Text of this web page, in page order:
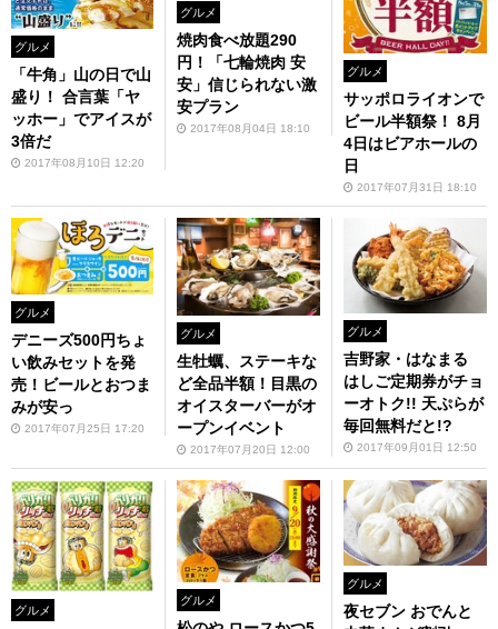
グルメ
「牛角」山の日で山
盛り！ 合言葉「ヤ
ッホー」でアイスが
3倍だ
2017年08月10日 12:20
グルメ
焼肉食べ放題290
円！「七輪焼肉 安
安」信じられない激
安プラン
2017年08月04日 18:10
グルメ
サッポロライオンで
ビール半額祭！ 8月
4日はビアホールの
日
2017年07月31日 18:10
グルメ
デニーズ500円ちょ
い飲みセットを発
売！ビールとおつま
みが安っ
2017年07月25日 17:20
グルメ
生牡蠣、ステーキな
ど全品半額！目黒の
オイスターバーがオ
ープンイベント
2017年07月20日 12:00
グルメ
吉野家・はなまる
はしご定期券がチョ
ーオトク!! 天ぷらが
毎回無料だと!?
2017年09月01日 12:50
グルメ
グルメ
グルメ
夜セブン おでんと